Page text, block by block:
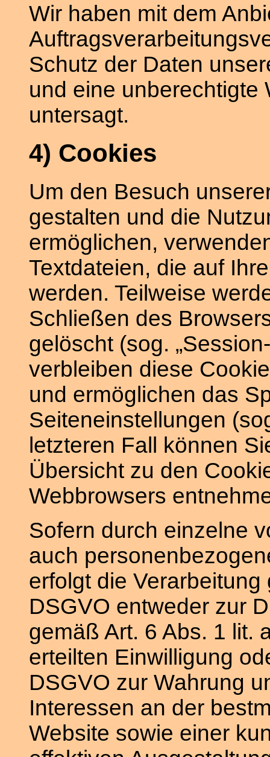
Wir haben mit dem
Schutz der Daten
und eine unberechtigte
untersagt.
4) Cookies
Um den Besuch
gestalten und die
ermöglichen,
Textdateien, die auf
werden. Teilweise
Schließen des
gelöscht (sog.
verbleiben diese
und ermöglichen das
Seiteneinstellungen
letzteren Fall können
Übersicht zu den
Webbrowsers
Sofern durch einzelne
auch
erfolgt die
DSGVO entweder zur
gemäß Art. 6 Abs. 1 lit.
erteilten Einwilligung
DSGVO zur Wahrung
Interessen an der
Website sowie einer